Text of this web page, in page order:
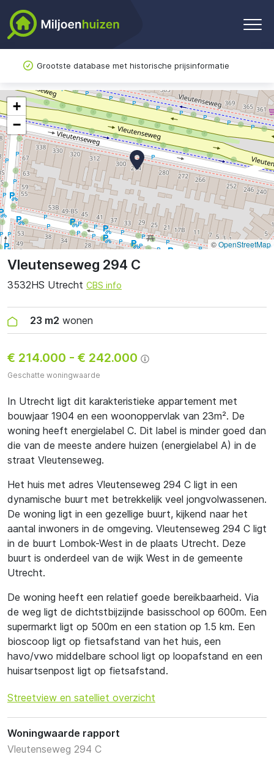
Grootste database met historische prijsinformatie
Vleutenseweg 294 C
3532HS Utrecht CBS info
23 m2 wonen
€ 214.000 - € 242.000
Geschatte woningwaarde
In Utrecht ligt dit karakteristieke appartement met
bouwjaar 1904 en een woonoppervlak van 23m². De
woning heeft energielabel C. Dit label is minder goed dan
die van de meeste andere huizen (energielabel A) in de
straat Vleutenseweg.
Het huis met adres Vleutenseweg 294 C ligt in een
dynamische buurt met betrekkelijk veel jongvolwassenen.
De woning ligt in een gezellige buurt, kijkend naar het
aantal inwoners in de omgeving. Vleutenseweg 294 C ligt
in de buurt Lombok-West in de plaats Utrecht. Deze
buurt is onderdeel van de wijk West in de gemeente
Utrecht.
De woning heeft een relatief goede bereikbaarheid. Via
de weg ligt de dichtstbijzijnde basisschool op 600m. Een
supermarkt ligt op 500m en een station op 1.5 km. Een
bioscoop ligt op fietsafstand van het huis, een
havo/vwo middelbare school ligt op loopafstand en een
huisartsenpost ligt op fietsafstand.
Streetview en satelliet overzicht
Woningwaarde rapport
Vleutenseweg 294 C
+
−
©OpenStreetMap